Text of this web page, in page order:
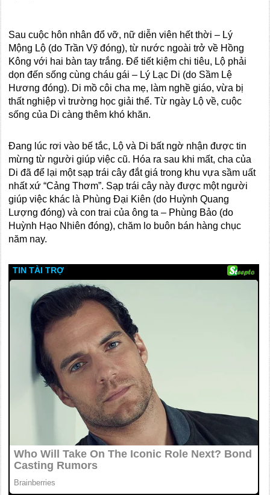
Sau cuộc hôn nhân đổ vỡ, nữ diễn viên hết thời – Lý
Mộng Lộ (do Trần Vỹ đóng), từ nước ngoài trở về Hồng
Kông với hai bàn tay trắng. Để tiết kiệm chi tiêu, Lộ phải
dọn đến sống cùng cháu gái – Lý Lạc Di (do Sầm Lệ
Hương đóng). Di mồ côi cha mẹ, làm nghề giáo, vừa bị
thất nghiệp vì trường học giải thể. Từ ngày Lộ về, cuộc
sống của Di càng thêm khó khăn.
Đang lúc rơi vào bế tắc, Lộ và Di bất ngờ nhận được tin
mừng từ người giúp việc cũ. Hóa ra sau khi mất, cha của
Di đã để lại một sạp trái cây đắt giá trong khu vựa sầm uất
nhất xứ “Cảng Thơm”. Sạp trái cây này được một người
giúp việc khác là Phùng Đại Kiên (do Huỳnh Quang
Lượng đóng) và con trai của ông ta – Phùng Bảo (do
Huỳnh Hạo Nhiên đóng), chăm lo buôn bán hàng chục
năm nay.